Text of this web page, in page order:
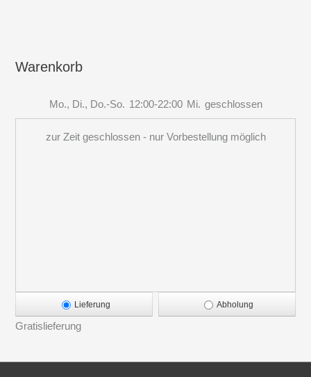
Warenkorb
Mo., Di., Do.-So. 12:00-22:00 Mi. geschlossen
zur Zeit geschlossen - nur Vorbestellung möglich
Lieferung Abholung
Gratislieferung